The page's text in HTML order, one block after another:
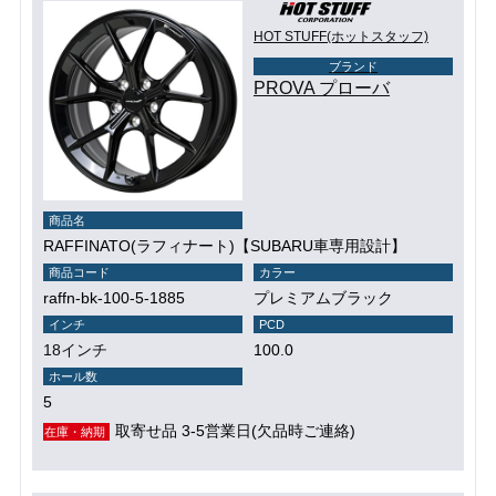
HOT STUFF(ホットスタッフ)
ブランド
PROVA プローバ
商品名
RAFFINATO(ラフィナート)【SUBARU車専用設計】
商品コード
raffn-bk-100-5-1885
カラー
プレミアムブラック
インチ
18インチ
PCD
100.0
ホール数
5
在庫・納期 取寄せ品 3-5営業日(欠品時ご連絡)